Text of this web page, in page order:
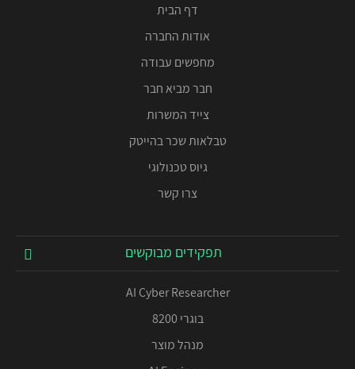
דף הבית
אודות החברה
מחפשים עבודה
חבר מביא חבר
צייד המשרות
טבלאות שכר בהייטק
גיוס טכנולוגי
צרו קשר
תפקידים מבוקשים
AI Cyber Researcher
בוגרי 8200
מנהל מוצר